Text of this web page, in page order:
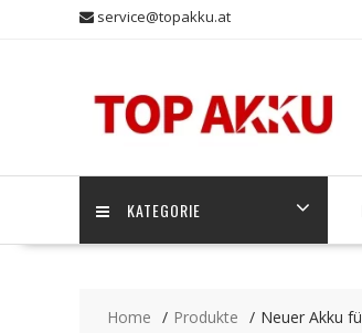
service@topakku.at
KATEGORIE
Home Produkte Neuer Akku